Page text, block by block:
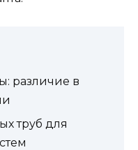
различие в
труб для